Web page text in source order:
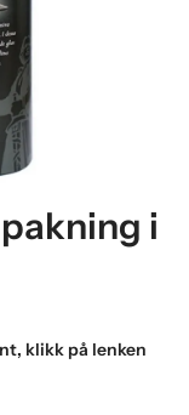
i
klikk på lenken